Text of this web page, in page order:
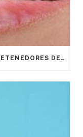
¿POR QUÉ ES IMPORTANTE USAR RETENEDORES DESPUÉS DE UN TRATAMIENTO DE ORTODONCIA?